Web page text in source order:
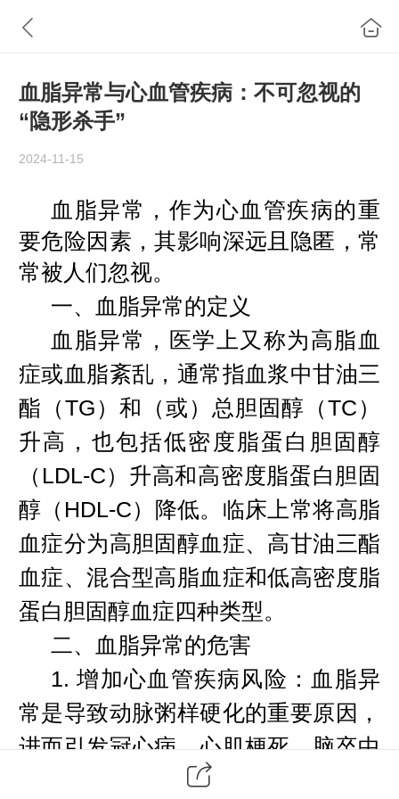
血脂异常与心血管疾病：不可忽视的
“隐形杀手”
2024-11-15
血脂异常，作为心血管疾病的重
要危险因素，其影响深远且隐匿，常
常被人们忽视。
一、血脂异常的定义
血脂异常，医学上又称为高脂血
症或血脂紊乱，通常指血浆中甘油三
酯（TG）和（或）总胆固醇（TC）
升高，也包括低密度脂蛋白胆固醇
（LDL-C）升高和高密度脂蛋白胆固
醇（HDL-C）降低。临床上常将高脂
血症分为高胆固醇血症、高甘油三酯
血症、混合型高脂血症和低高密度脂
蛋白胆固醇血症四种类型。
二、血脂异常的危害
1.增加心血管疾病风险 ：血脂异
常是导致动脉粥样硬化的重要原因，
进而引发冠心病、心肌梗死、脑卒中
等心血管疾病。这些疾病不仅严重影